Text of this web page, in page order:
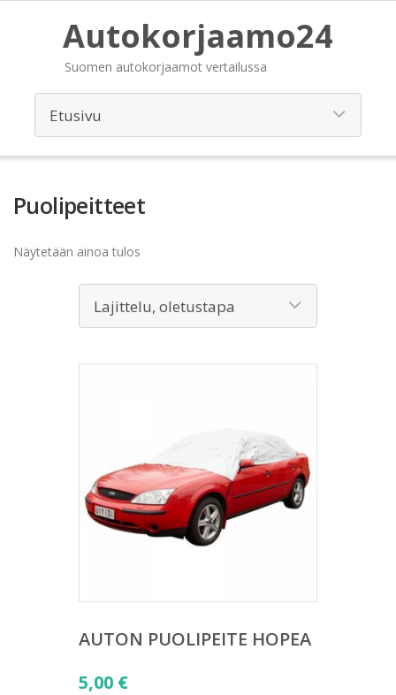
Autokorjaamo24
Suomen autokorjaamot vertailussa
Puolipeitteet
Näytetään ainoa tulos
AUTON PUOLIPEITE HOPEA
5,00 €